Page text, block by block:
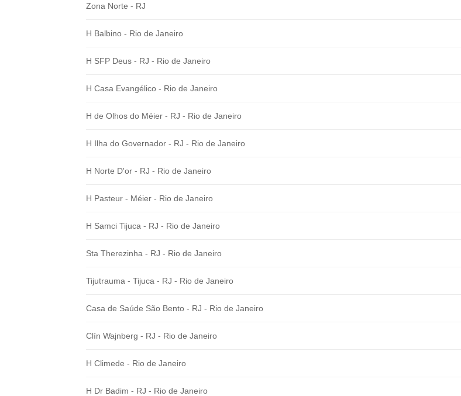
Zona Norte - RJ
H Balbino - Rio de Janeiro
H SFP Deus - RJ - Rio de Janeiro
H Casa Evangélico - Rio de Janeiro
H de Olhos do Méier - RJ - Rio de Janeiro
H Ilha do Governador - RJ - Rio de Janeiro
H Norte D'or - RJ - Rio de Janeiro
H Pasteur - Méier - Rio de Janeiro
H Samci Tijuca - RJ - Rio de Janeiro
Sta Therezinha - RJ - Rio de Janeiro
Tijutrauma - Tijuca - RJ - Rio de Janeiro
Casa de Saúde São Bento - RJ - Rio de Janeiro
Clín Wajnberg - RJ - Rio de Janeiro
H Climede - Rio de Janeiro
H Dr Badim - RJ - Rio de Janeiro